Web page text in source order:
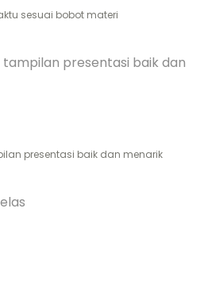
sesuai bobot materi
tampilan presentasi baik dan
presentasi baik dan menarik